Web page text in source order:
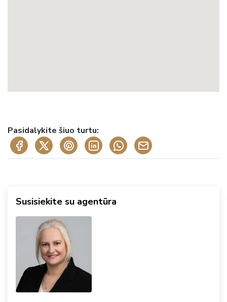
Pasidalykite šiuo turtu:
Susisiekite su agentūra